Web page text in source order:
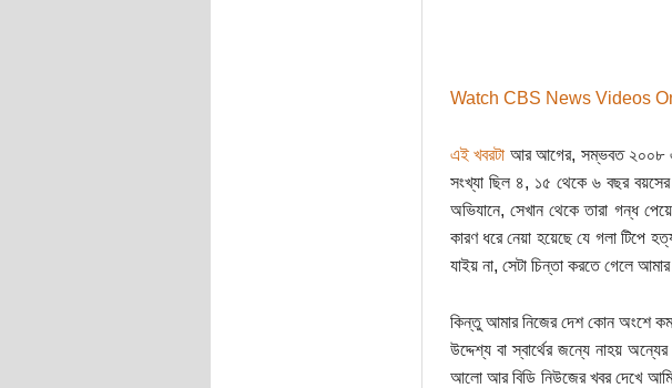
Watch CBS News Videos
এই খবরটা আর আগের, সম্ভবত ২০০৮ এর
সংখ্যা ছিল ৪, ১৫ থেকে ৬ বছর
অভিযানে, সেখান থেকে তারা গন্ধ
কারণ ধরে নেয়া হয়েছে যে গলা টিপে
যাইয় না, সেটা চিন্তা করতে গেলে
কিন্তু আমার নিজের দেশ কোন অংশে কম
উদ্দেশ্য বা স্বার্থের জন্যে নাহয়
আলো আর বিডি নিউজের খবর দেখে আমি